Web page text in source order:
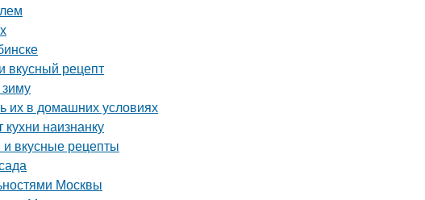
вкусный рецепт
их в домашних условиях
наизнанку
вкусные рецепты
Москвы